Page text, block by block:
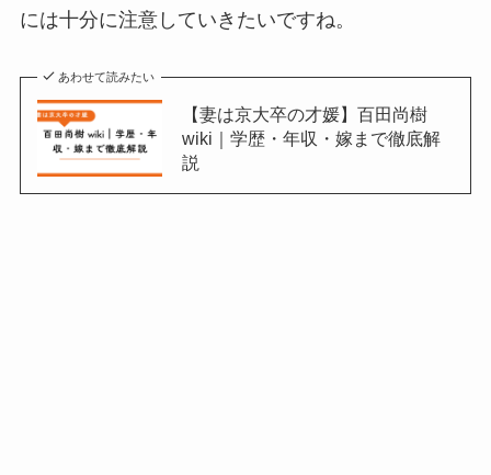
には十分に注意していきたいですね。
あわせて読みたい
【妻は京大卒の才媛】百田尚樹
wiki｜学歴・年収・嫁まで徹底解
説